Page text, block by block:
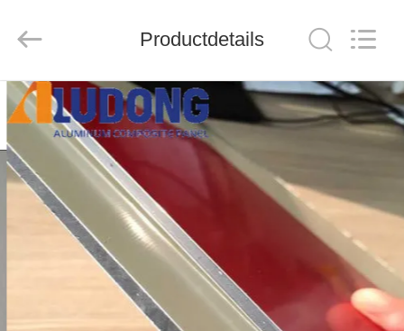
HUIS
PRODUCTEN
OVER
FABRIEKSTOUR
Co.,
Reserved.
Productdetails